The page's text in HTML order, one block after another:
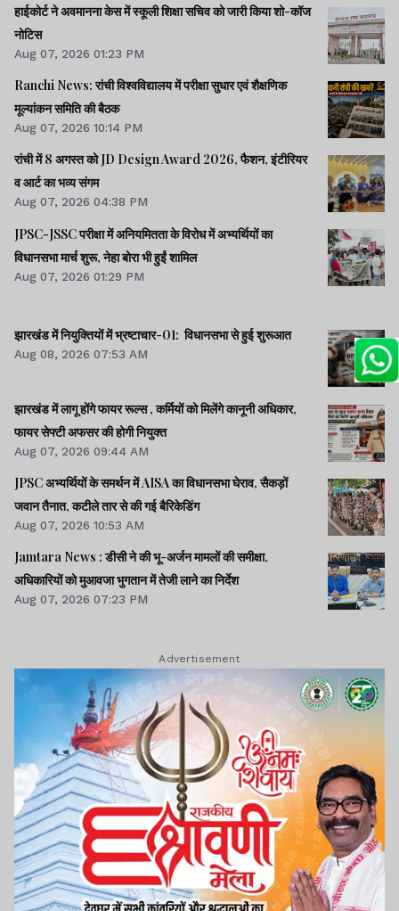
हाईकोर्ट ने अवमानना केस में स्कूली शिक्षा सचिव को जारी किया शो-कॉज
नोटिस
Aug 07, 2026 01:23 PM
Ranchi News: रांची विश्वविद्यालय में परीक्षा सुधार एवं शैक्षणिक
मूल्यांकन समिति की बैठक
Aug 07, 2026 10:14 PM
रांची में 8 अगस्त को JD Design Award 2026, फैशन, इंटीरियर
व आर्ट का भव्य संगम
Aug 07, 2026 04:38 PM
JPSC-JSSC परीक्षा में अनियमितता के विरोध में अभ्यर्थियों का
विधानसभा मार्च शुरू, नेहा बोरा भी हुईं शामिल
Aug 07, 2026 01:29 PM
झारखंड में नियुक्तियों में भ्रष्टाचार-01: विधानसभा से हुई शुरूआत
Aug 08, 2026 07:53 AM
झारखंड में लागू होंगे फायर रूल्स , कर्मियों को मिलेंगे कानूनी अधिकार,
फायर सेफ्टी अफसर की होगी नियुक्त
Aug 07, 2026 09:44 AM
JPSC अभ्यर्थियों के समर्थन में AISA का विधानसभा घेराव, सैकड़ों
जवान तैनात, कटीले तार से की गई बैरिकेडिंग
Aug 07, 2026 10:53 AM
Jamtara News : डीसी ने की भू-अर्जन मामलों की समीक्षा,
अधिकारियों को मुआवजा भुगतान में तेजी लाने का निर्देश
Aug 07, 2026 07:23 PM
Advertisement